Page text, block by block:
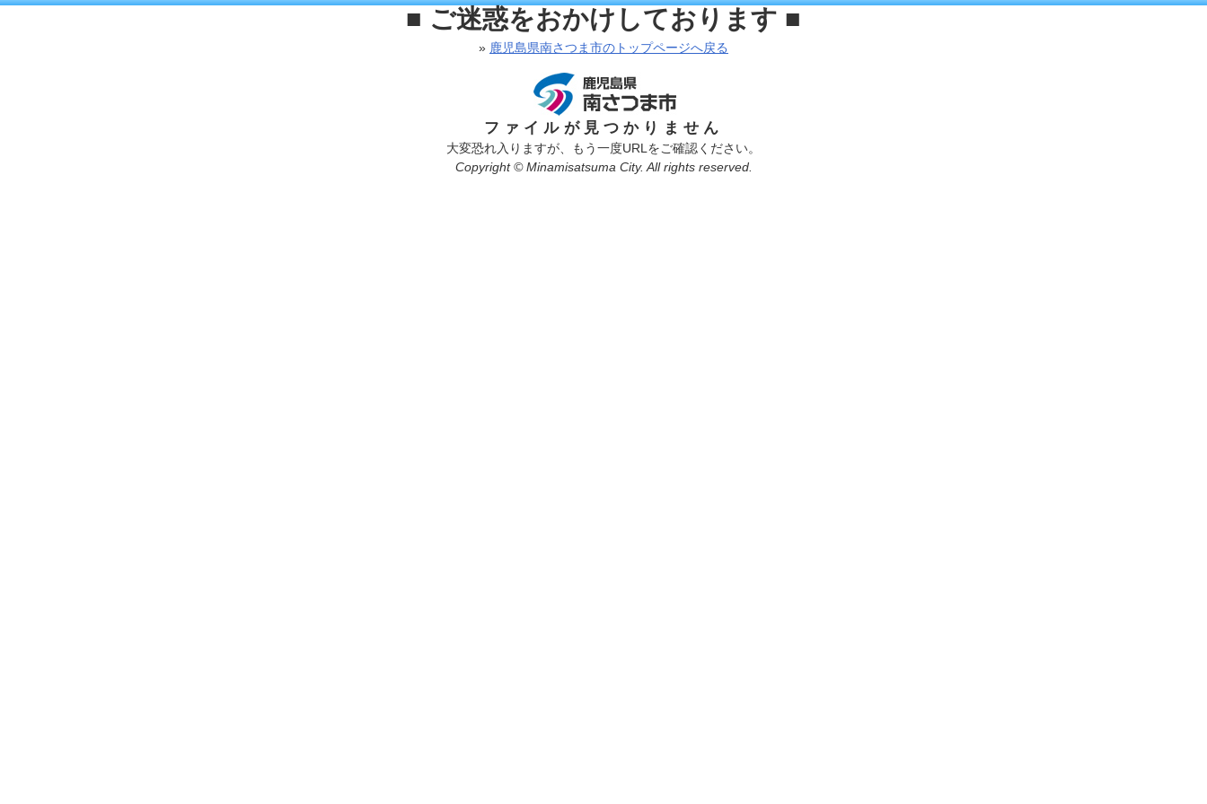
■ ご迷惑をおかけしております ■
» 鹿児島県南さつま市のトップページへ戻る
ファイルが見つかりません
大変恐れ入りますが、もう一度URLをご確認ください。
Copyright © Minamisatsuma City. All rights reserved.